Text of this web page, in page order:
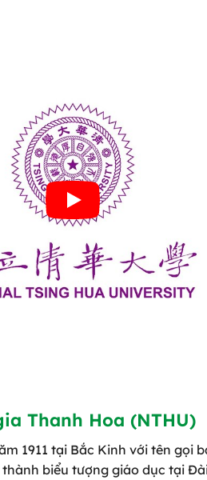
Thanh Hoa (NTHU)
1911 tại Bắc Kinh với tên gọi
biểu tượng giáo dục tại